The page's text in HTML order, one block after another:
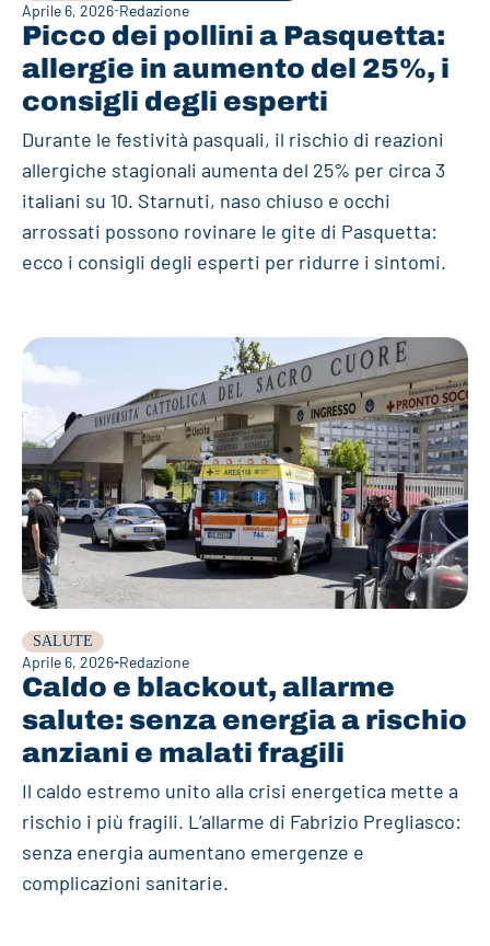
Aprile 6, 2026 Redazione
Picco dei pollini a Pasquetta:
allergie in aumento del 25%, i
consigli degli esperti
Durante le festività pasquali, il rischio di reazioni
allergiche stagionali aumenta del 25% per circa 3
italiani su 10. Starnuti, naso chiuso e occhi
arrossati possono rovinare le gite di Pasquetta:
ecco i consigli degli esperti per ridurre i sintomi.
SALUTE
Aprile 6, 2026 Redazione
Caldo e blackout, allarme
salute: senza energia a rischio
anziani e malati fragili
Il caldo estremo unito alla crisi energetica mette a
rischio i più fragili. L’allarme di Fabrizio Pregliasco:
senza energia aumentano emergenze e
complicazioni sanitarie.